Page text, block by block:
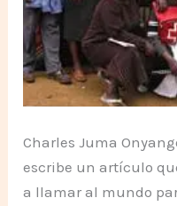
Charles Juma
escribe un artículo
a llamar al mundo